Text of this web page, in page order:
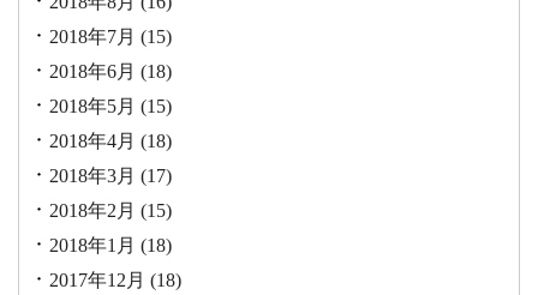
2018年7月 (15)
2018年6月 (18)
2018年5月 (15)
2018年4月 (18)
2018年3月 (17)
2018年2月 (15)
2018年1月 (18)
2017年12月 (18)